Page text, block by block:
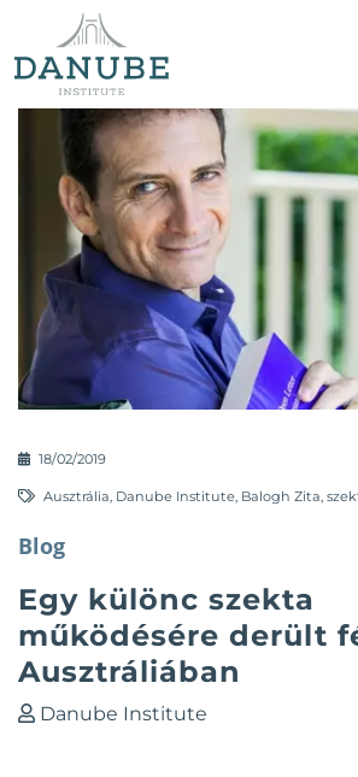
18/02/2019
Ausztrália, Danube Institute, Balogh Zita,
Blog
Egy különc szekta
működésére derült
Ausztráliában
Danube Institute